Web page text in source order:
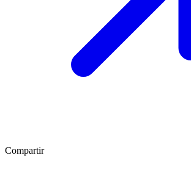
Compartir